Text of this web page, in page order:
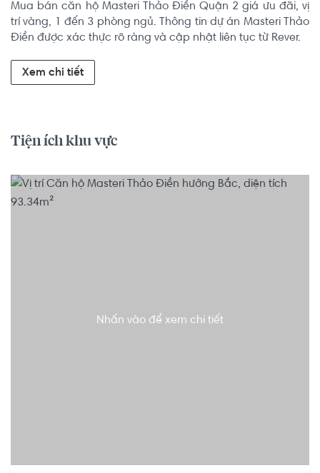
Mua bán căn hộ Masteri Thảo Điền Quận 2 giá ưu đãi, vị
trí vàng, 1 đến 3 phòng ngủ. Thông tin dự án Masteri Thảo
Điền được xác thực rõ ràng và cập nhật liên tục từ Rever.
Xem chi tiết
Tiện ích khu vực
Nhấn vào để xem chi tiết